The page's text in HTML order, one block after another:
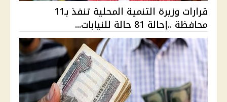
قرارات وزيرة التنمية المحلية تنفذ بـ11
محافظة ..إحالة 81 حالة للنيابات...